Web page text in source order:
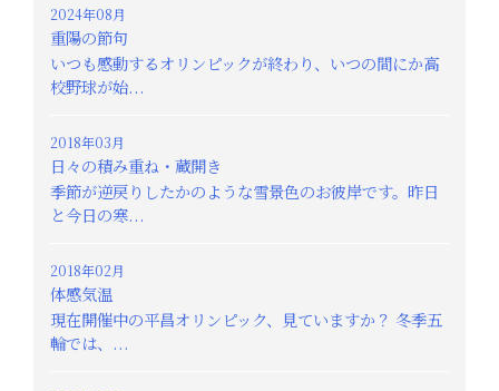
2024年08月
重陽の節句
いつも感動するオリンピックが終わり、いつの間にか高
校野球が始...
2018年03月
日々の積み重ね・蔵開き
季節が逆戻りしたかのような雪景色のお彼岸です。昨日
と今日の寒...
2018年02月
体感気温
現在開催中の平昌オリンピック、見ていますか？ 冬季五
輪では、...